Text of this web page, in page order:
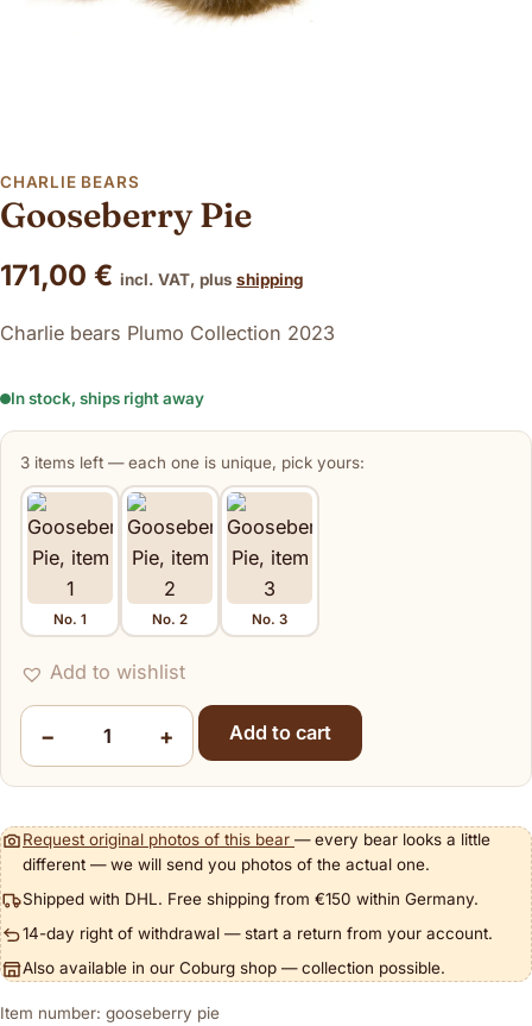
CHARLIE BEARS
Gooseberry Pie
171,00 € incl. VAT, plus shipping
Charlie bears Plumo Collection 2023
In stock, ships right away
3 items left — each one is unique, pick yours:
No. 1 No. 2 No. 3
Item
Add to wishlist
−
Gooseberry Pie quantity
+ Add to cart
Request original photos of this bear — every bear looks a little
different — we will send you photos of the actual one.
Shipped with DHL. Free shipping from €150 within Germany.
14-day right of withdrawal — start a return from your account.
Also available in our Coburg shop — collection possible.
Item number: gooseberry pie